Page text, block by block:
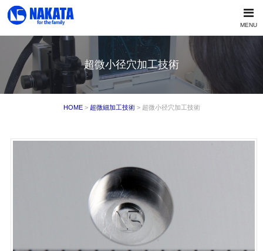
MENU
超微小径穴加工技術
HOME> 超微細加工技術> 超微小径穴加工技術